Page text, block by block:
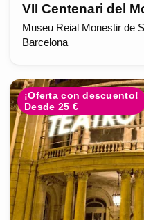
VII Centenari del
Museu Reial Monestir de
Barcelona
¡Oferta con descuento!
Desde 25 €